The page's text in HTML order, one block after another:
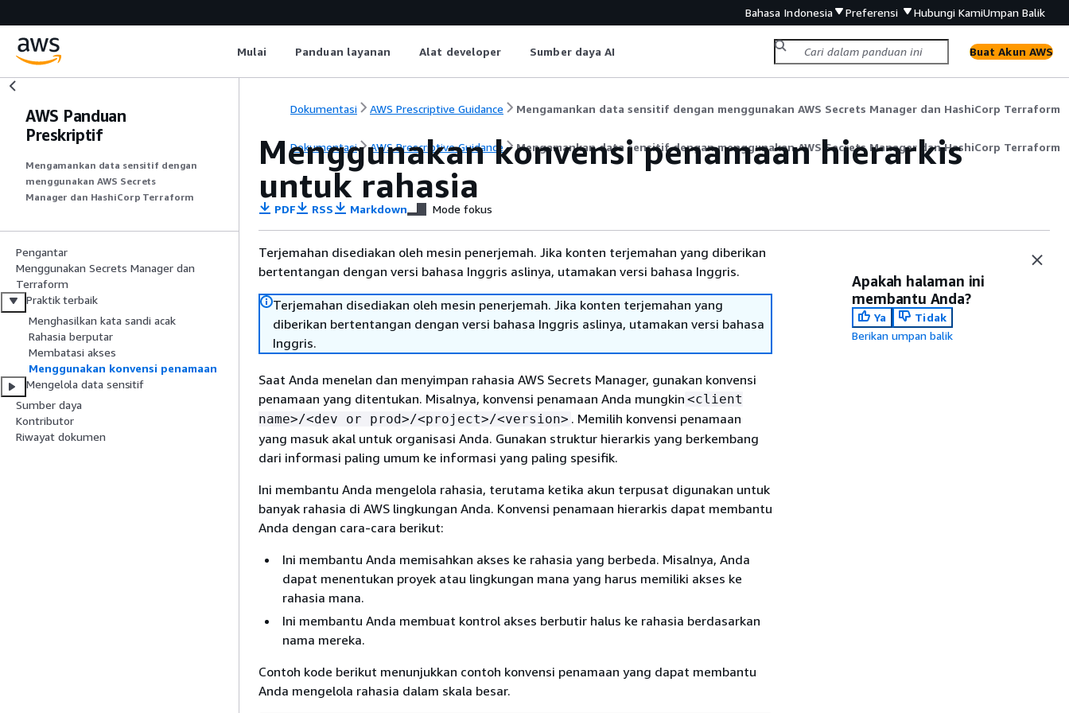
Bahasa Indonesia Preferensi Hubungi KamiUmpan Balik
Mulai Panduan layanan Alat developer Sumber daya AI Buat Akun AWS
AWS Panduan
Preskriptif
Mengamankan data sensitif dengan
menggunakan AWS Secrets
Manager dan HashiCorp Terraform
Pengantar
Menggunakan Secrets Manager dan
Terraform
Praktik terbaik
Menghasilkan kata sandi acak
Rahasia berputar
Membatasi akses
Menggunakan konvensi penamaan
Mengelola data sensitif
Sumber daya
Kontributor
Riwayat dokumen
Dokumentasi AWS Prescriptive Guidance Mengamankan data sensitif dengan menggunakan AWS Secrets Manager dan HashiCorp Terraform
Dokumentasi AWS Prescriptive Guidance Mengamankan data sensitif dengan menggunakan AWS Secrets Manager dan HashiCorp Terraform
Menggunakan konvensi penamaan hierarkis
untuk rahasia
PDF RSS Markdown Mode fokus
Terjemahan disediakan oleh mesin penerjemah. Jika konten terjemahan yang diberikan
bertentangan dengan versi bahasa Inggris aslinya, utamakan versi bahasa Inggris.
Terjemahan disediakan oleh mesin penerjemah. Jika konten terjemahan yang
diberikan bertentangan dengan versi bahasa Inggris aslinya, utamakan versi bahasa
Inggris.
Saat Anda menelan dan menyimpan rahasia AWS Secrets Manager, gunakan konvensi
penamaan yang ditentukan. Misalnya, konvensi penamaan Anda mungkin <client
name>/<dev or prod>/<project>/<version> . Memilih konvensi penamaan
yang masuk akal untuk organisasi Anda. Gunakan struktur hierarkis yang berkembang
dari informasi paling umum ke informasi yang paling spesifik.
Ini membantu Anda mengelola rahasia, terutama ketika akun terpusat digunakan untuk
banyak rahasia di AWS lingkungan Anda. Konvensi penamaan hierarkis dapat membantu
Anda dengan cara-cara berikut:
Ini membantu Anda memisahkan akses ke rahasia yang berbeda. Misalnya, Anda
dapat menentukan proyek atau lingkungan mana yang harus memiliki akses ke
rahasia mana.
Ini membantu Anda membuat kontrol akses berbutir halus ke rahasia berdasarkan
nama mereka.
Contoh kode berikut menunjukkan contoh konvensi penamaan yang dapat membantu
Anda mengelola rahasia dalam skala besar.
Apakah halaman ini
membantu Anda?
Ya
Tidak
Berikan umpan balik